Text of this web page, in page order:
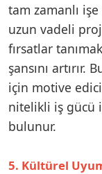
tam zamanlı
uzun vadeli
fırsatlar
şansını
için motive
nitelikli iş gücü
bulunur.
5. Kültürel